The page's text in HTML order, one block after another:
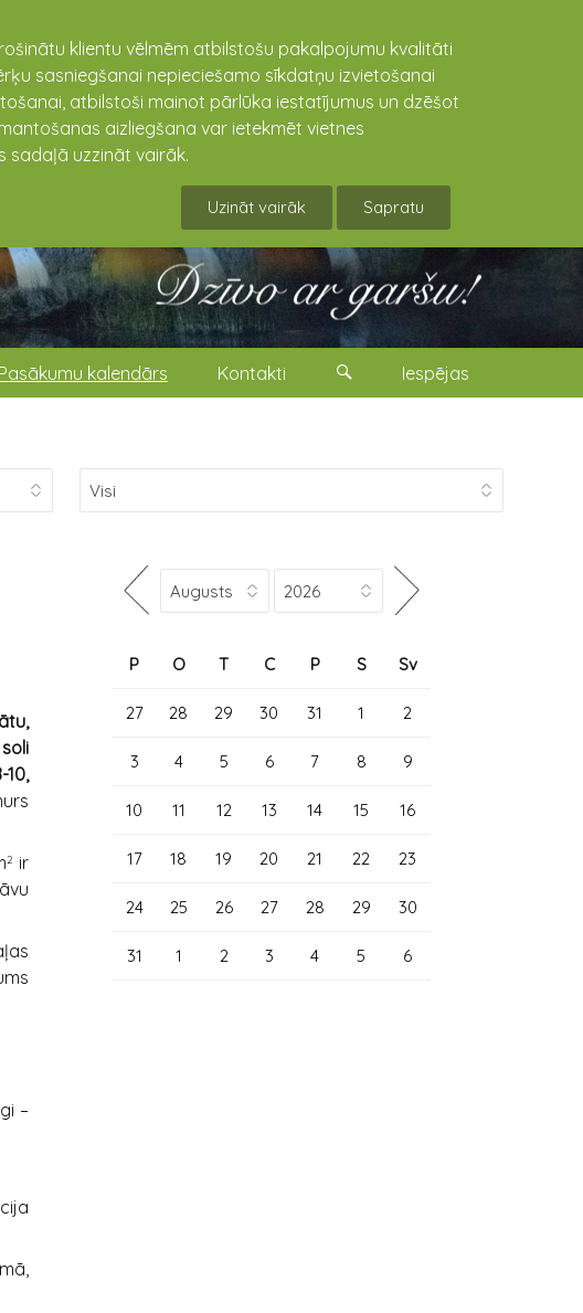
klientu vēlmēm atbilstošu pakalpojumu kvalitāti
sasniegšanai nepieciešamo sīkdatņu izvietošanai
atbilstoši mainot pārlūka iestatījumus un dzēšot
aizliegšana var ietekmēt vietnes
sadaļā uzzināt vairāk.
Uzināt vairāk Sapratu
Pasākumu kalendārs Kontakti Iespējas
10,
2 ir
–
P O T C P S Sv
27 28 29 30 31 1 2
3 4 5 6 7 8 9
10 11 12 13 14 15 16
17 18 19 20 21 22 23
24 25 26 27 28 29 30
31 1 2 3 4 5 6